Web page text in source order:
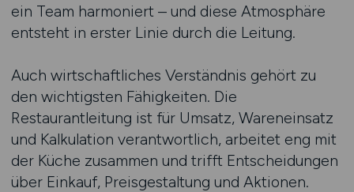
ein Team harmoniert – und diese Atmosphäre
entsteht in erster Linie durch die Leitung.
Auch wirtschaftliches Verständnis gehört zu
den wichtigsten Fähigkeiten. Die
Restaurantleitung ist für Umsatz, Wareneinsatz
und Kalkulation verantwortlich, arbeitet eng mit
der Küche zusammen und trifft Entscheidungen
über Einkauf, Preisgestaltung und Aktionen.